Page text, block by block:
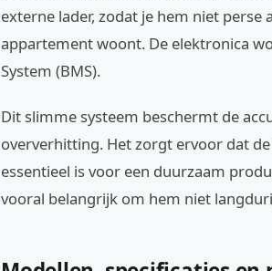
externe lader, zodat je hem niet perse
appartement woont. De elektronica
System (BMS).
Dit slimme systeem beschermt de
oververhitting. Het zorgt ervoor dat
essentieel is voor een duurzaam
vooral belangrijk om hem niet